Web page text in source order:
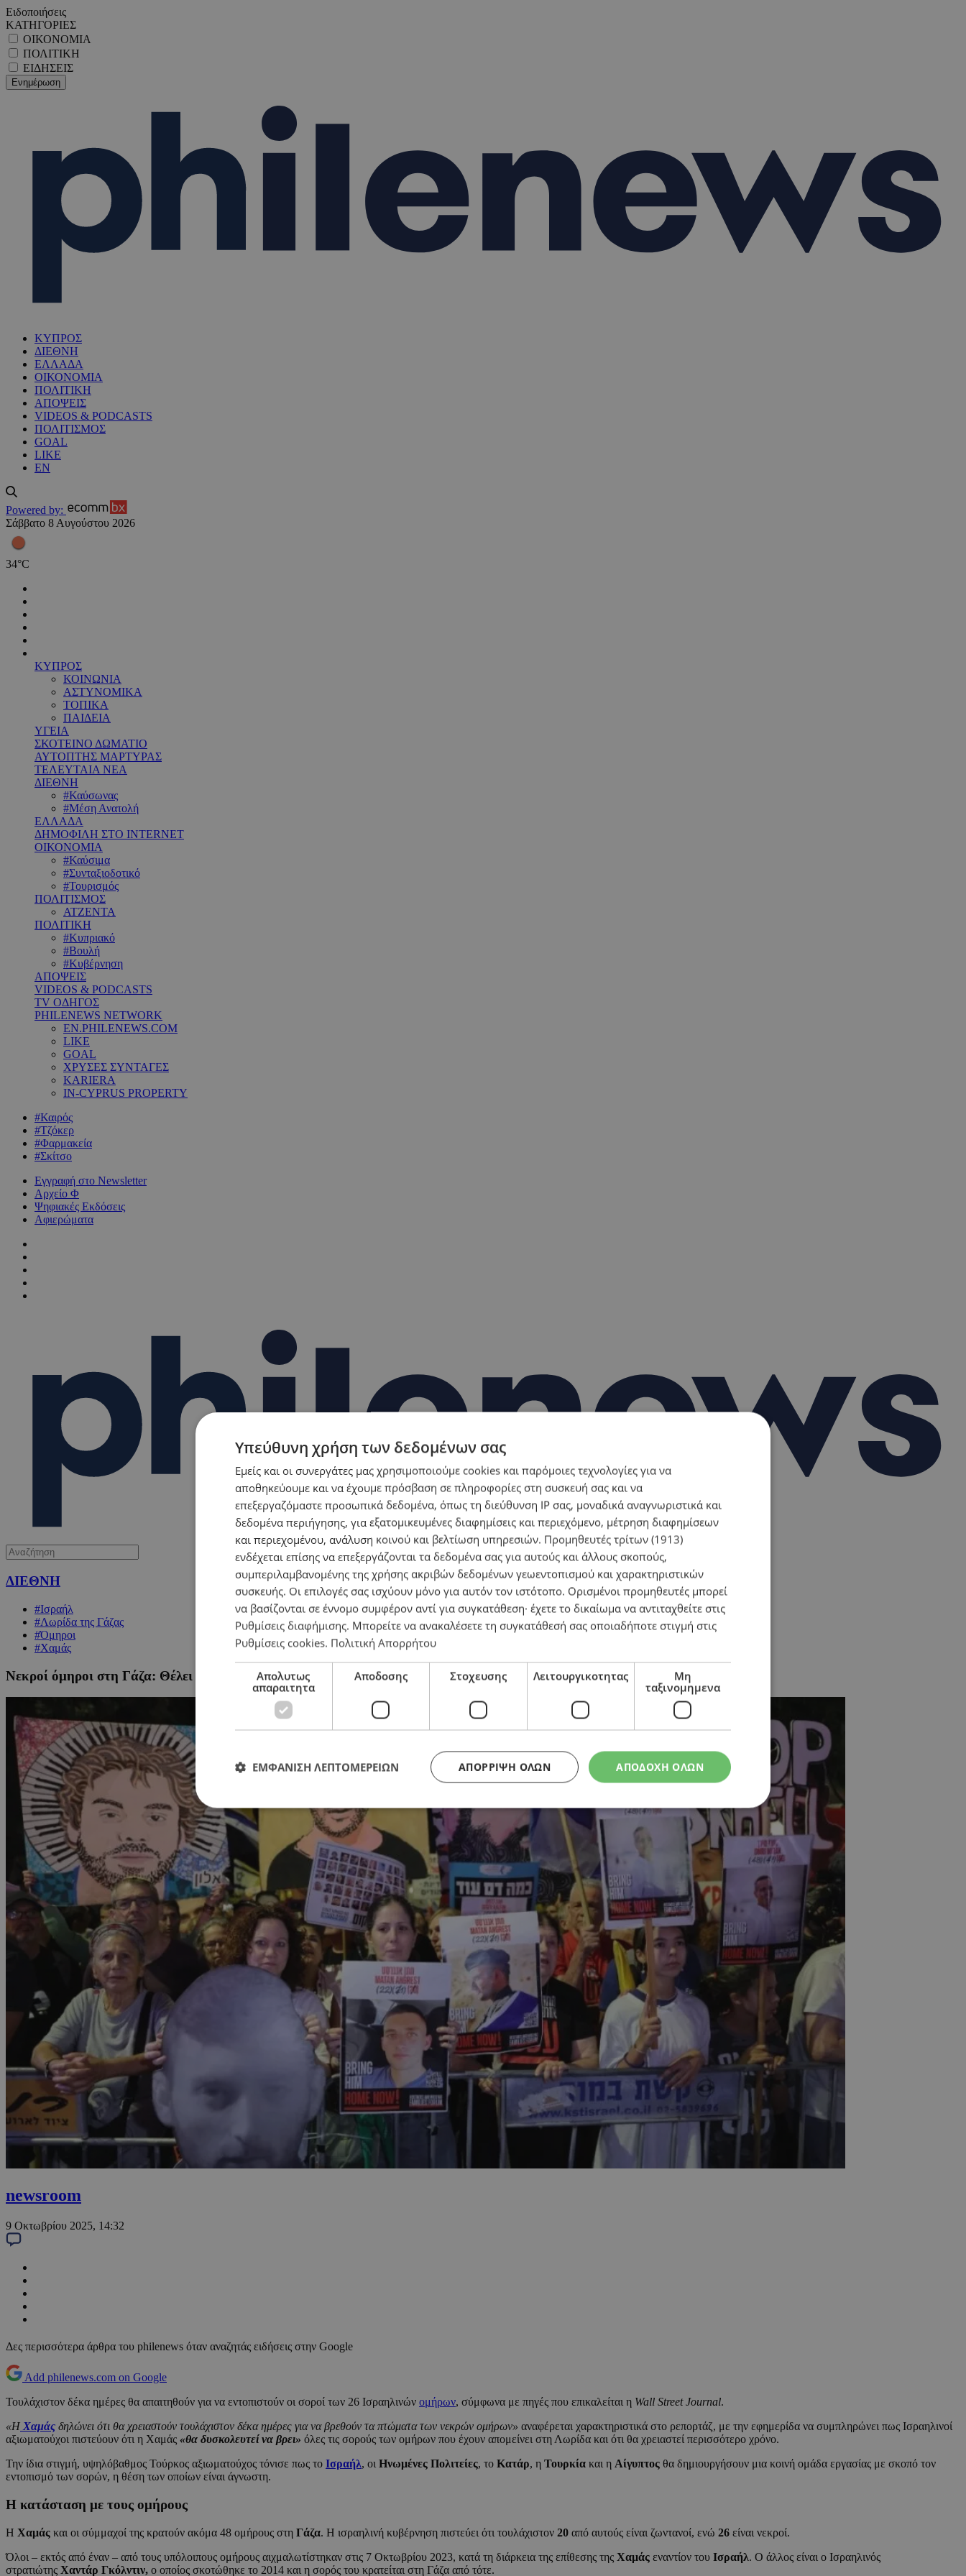
Ειδοποιήσεις
ΚΑΤΗΓΟΡΙΕΣ
ΟΙΚΟΝΟΜΙΑ
ΠΟΛΙΤΙΚΗ
ΕΙΔΗΣΕΙΣ
ΚΥΠΡΟΣ
ΔΙΕΘΝΗ
ΕΛΛΑΔΑ
ΟΙΚΟΝΟΜΙΑ
ΠΟΛΙΤΙΚΗ
ΑΠΟΨΕΙΣ
VIDEOS & PODCASTS
ΠΟΛΙΤΙΣΜΟΣ
GOAL
LIKE
EN
Powered by:
Σάββατο 8 Αυγούστου 2026
34°C
ΚΥΠΡΟΣ
ΚΟΙΝΩΝΙΑ
ΑΣΤΥΝΟΜΙΚΑ
ΤΟΠΙΚΑ
ΠΑΙΔΕΙΑ
ΥΓΕΙΑ
ΣΚΟΤΕΙΝΟ ΔΩΜΑΤΙΟ
ΑΥΤΟΠΤΗΣ ΜΑΡΤΥΡΑΣ
ΤΕΛΕΥΤΑΙΑ ΝΕΑ
ΔΙΕΘΝΗ
#Καύσωνας
#Μέση Ανατολή
ΕΛΛΑΔΑ
ΔΗΜΟΦΙΛΗ ΣΤΟ INTERNET
ΟΙΚΟΝΟΜΙΑ
#Καύσιμα
#Συνταξιοδοτικό
#Τουρισμός
ΠΟΛΙΤΙΣΜΟΣ
ΑΤΖΕΝΤΑ
ΠΟΛΙΤΙΚΗ
#Κυπριακό
#Βουλή
#Κυβέρνηση
ΑΠΟΨΕΙΣ
VIDEOS & PODCASTS
TV ΟΔΗΓΟΣ
PHILENEWS NETWORK
EN.PHILENEWS.COM
LIKE
GOAL
ΧΡΥΣΕΣ ΣΥΝΤΑΓΕΣ
KARIERA
IN-CYPRUS PROPERTY
#Καιρός
#Τζόκερ
#Φαρμακεία
#Σκίτσο
Εγγραφή στο Newsletter
Αρχείο Φ
Ψηφιακές Εκδόσεις
Αφιερώματα
ΔΙΕΘΝΗ
#Ισραήλ
#Λωρίδα της Γάζας
#Όμηροι
#Χαμάς
Νεκροί όμηροι στη Γάζα: Θέλει τουλάχιστον 10 μέρες, λέει η Χαμάς – Δύσκολο εγχείρημα ο εντοπισμός τους
newsroom
9 Οκτωβρίου 2025, 14:32
Δες περισσότερα άρθρα του philenews όταν αναζητάς ειδήσεις στην Google
Add philenews.com on Google
Τουλάχιστον δέκα ημέρες θα απαιτηθούν για να εντοπιστούν οι σοροί των 26 Ισραηλινών ομήρων, σύμφωνα με πηγές που επικαλείται η Wall Street Journal.
«Η Χαμάς δηλώνει ότι θα χρειαστούν τουλάχιστον δέκα ημέρες για να βρεθούν τα πτώματα των νεκρών ομήρων» αναφέρεται χαρακτηριστικά στο ρεπορτάζ, με την εφημερίδα να συμπληρώνει πως Ισραηλινοί
αξιωματούχοι πιστεύουν ότι η Χαμάς «θα δυσκολευτεί να βρει» όλες τις σορούς των ομήρων που έχουν απομείνει στη Λωρίδα και ότι θα χρειαστεί περισσότερο χρόνο.
Την ίδια στιγμή, υψηλόβαθμος Τούρκος αξιωματούχος τόνισε πως το Ισραήλ, οι Ηνωμένες Πολιτείες, το Κατάρ, η Τουρκία και η Αίγυπτος θα δημιουργήσουν μια κοινή ομάδα εργασίας με σκοπό τον
εντοπισμό των σορών, η θέση των οποίων είναι άγνωστη.
Η κατάσταση με τους ομήρους
Η Χαμάς και οι σύμμαχοί της κρατούν ακόμα 48 ομήρους στη Γάζα. Η ισραηλινή κυβέρνηση πιστεύει ότι τουλάχιστον 20 από αυτούς είναι ζωντανοί, ενώ 26 είναι νεκροί.
Όλοι – εκτός από έναν – από τους υπόλοιπους ομήρους αιχμαλωτίστηκαν στις 7 Οκτωβρίου 2023, κατά τη διάρκεια της επίθεσης της Χαμάς εναντίον του Ισραήλ. Ο άλλος είναι ο Ισραηλινός
στρατιώτης Χαντάρ Γκόλντιν, ο οποίος σκοτώθηκε το 2014 και η σορός του κρατείται στη Γάζα από τότε.
Υπεύθυνη χρήση των δεδομένων σας
Εμείς και οι συνεργάτες μας χρησιμοποιούμε cookies και παρόμοιες τεχνολογίες για να
αποθηκεύουμε και να έχουμε πρόσβαση σε πληροφορίες στη συσκευή σας και να
επεξεργαζόμαστε προσωπικά δεδομένα, όπως τη διεύθυνση IP σας, μοναδικά αναγνωριστικά και
δεδομένα περιήγησης, για εξατομικευμένες διαφημίσεις και περιεχόμενο, μέτρηση διαφημίσεων
και περιεχομένου, ανάλυση κοινού και βελτίωση υπηρεσιών. Προμηθευτές τρίτων (1913)
ενδέχεται επίσης να επεξεργάζονται τα δεδομένα σας για αυτούς και άλλους σκοπούς,
συμπεριλαμβανομένης της χρήσης ακριβών δεδομένων γεωεντοπισμού και χαρακτηριστικών
συσκευής. Οι επιλογές σας ισχύουν μόνο για αυτόν τον ιστότοπο. Ορισμένοι προμηθευτές μπορεί
να βασίζονται σε έννομο συμφέρον αντί για συγκατάθεση· έχετε το δικαίωμα να αντιταχθείτε στις
Ρυθμίσεις διαφήμισης. Μπορείτε να ανακαλέσετε τη συγκατάθεσή σας οποιαδήποτε στιγμή στις
Ρυθμίσεις cookies. Πολιτική Απορρήτου
Απολυτως
απαραιτητα
Αποδοσης Στοχευσης Λειτουργικοτητας
Μη
ταξινομημενα
ΑΠΟΔΟΧΗ ΟΛΩΝ
ΑΠΌΡΡΙΨΗ ΌΛΩΝ
ΕΜΦΑΝΙΣΗ ΛΕΠΤΟΜΕΡΕΙΩΝ